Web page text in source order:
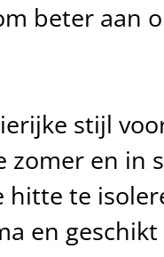
beter aan
stijl
zomer en in
hitte te
en